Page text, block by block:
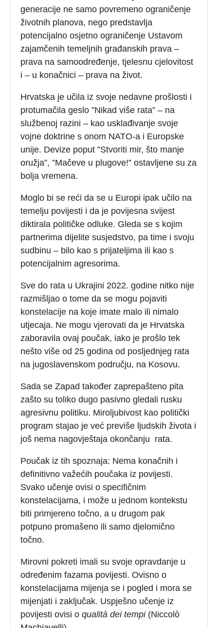
generacije ne samo povremeno ograničenje
životnih planova, nego predstavlja
potencijalno osjetno ograničenje Ustavom
zajamčenih temeljnih građanskih prava –
prava na samoodređenje, tjelesnu cjelovitost
i – u konačnici – prava na život.
Hrvatska je učila iz svoje nedavne prošlosti i
protumačila geslo ”Nikad više rata” – na
službenoj razini – kao usklađivanje svoje
vojne doktrine s onom NATO-a i Europske
unije. Devize poput ”Stvoriti mir, što manje
oružja”, ”Mačeve u plugove!” ostavljene su za
bolja vremena.
Moglo bi se reći da se u Europi ipak učilo na
temelju povijesti i da je povijesna svijest
diktirala političke odluke. Gleda se s kojim
partnerima dijelite susjedstvo, pa time i svoju
sudbinu – bilo kao s prijateljima ili kao s
potencijalnim agresorima.
Sve do rata u Ukrajini 2022. godine nitko nije
razmišljao o tome da se mogu pojaviti
konstelacije na koje imate malo ili nimalo
utjecaja. Ne mogu vjerovati da je Hrvatska
zaboravila ovaj poučak, iako je prošlo tek
nešto više od 25 godina od posljednjeg rata
na jugoslavenskom području, na Kosovu.
Sada se Zapad također zaprepašteno pita
zašto su toliko dugo pasivno gledali rusku
agresivnu politiku. Miroljubivost kao politički
program stajao je već previše ljudskih života i
još nema nagovještaja okončanju rata.
Poučak iz tih spoznaja: Nema konačnih i
definitivno važećih poučaka iz povijesti.
Svako učenje ovisi o specifičnim
konstelacijama, i može u jednom kontekstu
biti primjereno točno, a u drugom pak
potpuno promašeno ili samo djelomično
točno.
Mirovni pokreti imali su svoje opravdanje u
određenim fazama povijesti. Ovisno o
konstelacijama mijenja se i pogled i mora se
mijenjati i zaključak. Uspješno učenje iz
povijesti ovisi oqualità dei tempi (Niccolò